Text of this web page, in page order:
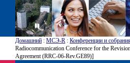
Домашний : МСЭ-R : Конференции и
Radiocommunication Conference for the
Agreement (RRC-06-Rev.GE89)]